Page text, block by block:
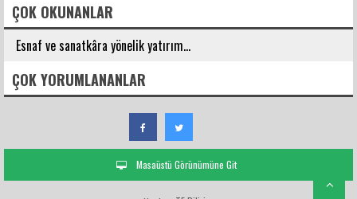
ÇOK OKUNANLAR
Esnaf ve sanatkâra yönelik yatırım...
ÇOK YORUMLANANLAR
Masaüstü Görünümüne Git